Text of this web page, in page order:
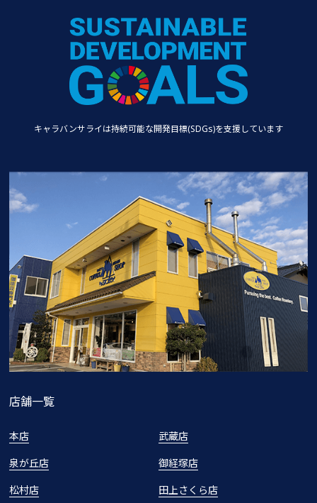
キャラバンサライは持続可能な開発目標(SDGs)を支援しています
店舗一覧
本店
武蔵店
泉が丘店
御経塚店
松村店
田上さくら店